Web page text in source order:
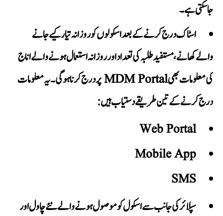
جا سکتی ہے۔
اسٹاک درج کرنے کے بعد اسکولوں کو روزانہ تیار کیے جانے
والے کھانے، مستفید طلبہ کی تعداد اور روزانہ استعمال ہونے والے اناج
کی معلومات بھیMDM Portalپر درج کرنا ہوگی۔ یہ معلومات
درج کرنے کے تین طریقے دستیاب ہیں:
Web Portal
Mobile App
SMS
سپلائر کی جانب سے اسکول کو موصول ہونے والے نئے چاول اور